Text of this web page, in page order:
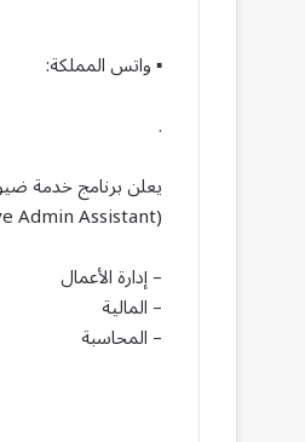
▪︎ واتس المملكة:
.
يعلن برنامج خدمة
(Executive Admin Assistant) لحملة البكالوريوس في أحد التخصصات التالية:
– إدارة الأعمال
– المالية
– المحاسبة